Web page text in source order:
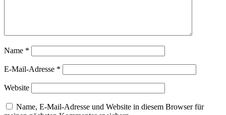
Name *
E-Mail-Adresse *
Website
Name, E-Mail-Adresse und Website in diesem Browser für